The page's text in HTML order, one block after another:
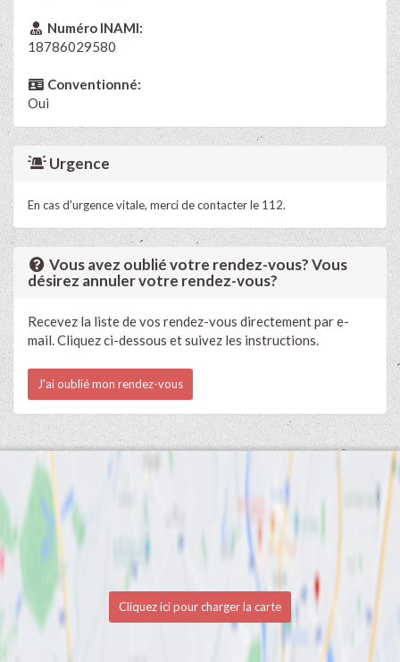
Numéro INAMI:
18786029580
Conventionné:
Oui
Urgence
En cas d'urgence vitale, merci de contacter le 112.
Vous avez oublié votre rendez-vous? Vous
désirez annuler votre rendez-vous?
Recevez la liste de vos rendez-vous directement par e-
mail. Cliquez ci-dessous et suivez les instructions.
J'ai oublié mon rendez-vous
Cliquez ici pour charger la carte